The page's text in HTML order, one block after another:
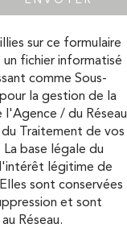
sur ce formulaire
fichier informatisé
comme Sous-
la gestion de la
/ du Réseau
Traitement de vos
base légale du
légitime de
sont conservées
et sont
Réseau.